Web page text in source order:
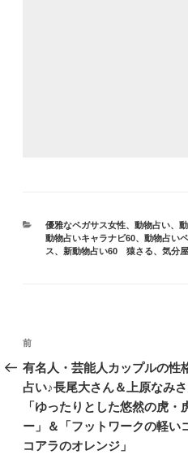
カ
テ
ゴ
優雅なペガサス女性、 動物占い、
動物占いキャラナビ60、 動物占い
ス、 新動物占い60 猿さる、 気分
投
稿
ナ
ビ
ゲ
前
の
投
稿
前
有名人・芸能人カップルの性
占い♪長尾大さん＆上原なみ
「ゆったりとした悠然の虎・
ー」＆「フットワークの軽い
コアラのオレンジ」